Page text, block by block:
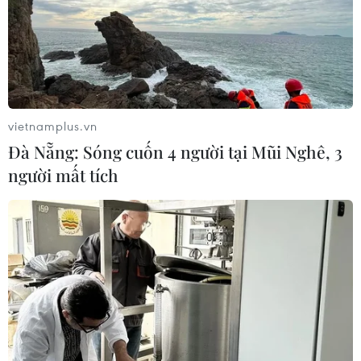
lượng hàng hóa thông qua cảng dự kiến khoảng 22
triệu tấn/năm.
PVN dự kiến khai thác thêm gần 6,5 triệu
vietnamplus.vn
Đà Nẵng: Sóng cuốn 4 người tại Mũi Nghê, 3
người mất tích